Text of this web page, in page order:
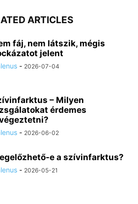
ARTICLES
fáj, nem látszik, mégis
jelent
- 2026-07-04
– Milyen
érdemes
- 2026-06-02
e a szívinfarktus?
- 2026-05-21